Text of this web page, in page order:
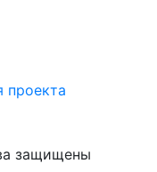
проекта
защищены